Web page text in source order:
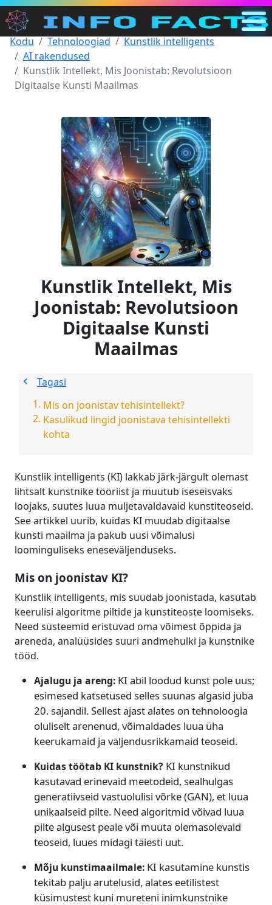
Põhiline
EE
Otsi
Muu
Kodu Tehnoloogiad
Kunstlik intelligents
AI rakendused
Kunstlik Intellekt, Mis Joonistab: Revolutsioon
Digitaalse Kunsti Maailmas
Kunstlik Intellekt, Mis
Joonistab: Revolutsioon
Digitaalse Kunsti
Maailmas
Tagasi
Mis on joonistav tehisintellekt?
Kasulikud lingid joonistava tehisintellekti
kohta
Kunstlik intelligents (KI) lakkab järk-järgult olemast
lihtsalt kunstnike tööriist ja muutub iseseisvaks
loojaks, suutes luua muljetavaldavaid kunstiteoseid.
See artikkel uurib, kuidas KI muudab digitaalse
kunsti maailma ja pakub uusi võimalusi
loominguliseks eneseväljenduseks.
Mis on joonistav KI?
Kunstlik intelligents, mis suudab joonistada, kasutab
keerulisi algoritme piltide ja kunstiteoste loomiseks.
Need süsteemid eristuvad oma võimest õppida ja
areneda, analüüsides suuri andmehulki ja kunstnike
tööd.
Ajalugu ja areng: KI abil loodud kunst pole uus;
esimesed katsetused selles suunas algasid juba
20. sajandil. Sellest ajast alates on tehnoloogia
oluliselt arenenud, võimaldades luua üha
keerukamaid ja väljendusrikkamaid teoseid.
Kuidas töötab KI kunstnik? KI kunstnikud
kasutavad erinevaid meetodeid, sealhulgas
generatiivseid vastuolulisi võrke (GAN), et luua
unikaalseid pilte. Need algoritmid võivad luua
pilte algusest peale või muuta olemasolevaid
teoseid, luues midagi täiesti uut.
Mõju kunstimaailmale: KI kasutamine kunstis
tekitab palju arutelusid, alates eetilistest
küsimustest kuni mureteni inimkunstnike